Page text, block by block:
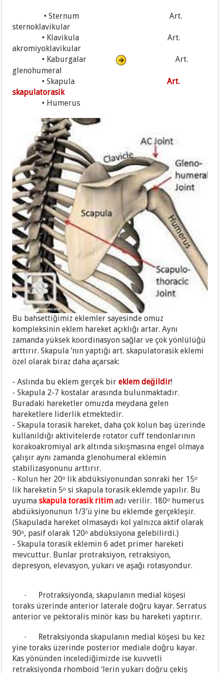
• Sternum Art.
sternoklavikular
• Klavikula Art.
akromiyoklavikular
• Kaburgalar
Art.
glenohumeral
• Skapula
Art.
skapulatorasik
• Humerus
Bu bahsettiğimiz eklemler sayesinde omuz
kompleksinin eklem hareket açıklığı artar. Aynı
zamanda yüksek koordinasyon sağlar ve çok yönlülüğü
arttırır. Skapula ’nın yaptığı art. skapulatorasik eklemi
özel olarak biraz daha açarsak:
- Aslında bu eklem gerçek bireklem değildir!
- Skapula 2-7 kostalar arasında bulunmaktadır.
Buradaki hareketler omuzda meydana gelen
hareketlere liderlik etmektedir.
- Skapula torasik hareket, daha çok kolun baş üzerinde
kullanıldığı aktivitelerde rotator cuff tendonlarının
korakoakromiyal ark altında sıkışmasına engel olmaya
çalışır aynı zamanda glenohumeral eklemin
stabilizasyonunu arttırır.
- Kolun her 20ᵒ lik abdüksiyonundan sonraki her 15ᵒ
lik hareketin 5ᵒ si skapula torasik eklemde yapılır. Bu
uyumaskapula torasik ritim adı verilir. 180ᵒ humerus
abdüksiyonunun 1/3’ü yine bu eklemde gerçekleşir.
(Skapulada hareket olmasaydı kol yalnızca aktif olarak
90ᵒ, pasif olarak 120ᵒ abdüksiyona gelebilirdi.)
- Skapula torasik eklemin 6 adet primer hareketi
mevcuttur. Bunlar protraksiyon, retraksiyon,
depresyon, elevasyon, yukarı ve aşağı rotasyondur.
·
Protraksiyonda, skapulanın medial köşesi
toraks üzerinde anterior laterale doğru kayar. Serratus
anterior ve pektoralis minör kası bu hareketi yaptırır.
·
Retraksiyonda skapulanın medial köşesi bu kez
yine toraks üzerinde posterior mediale doğru kayar.
Kas yönünden incelediğimizde ise kuvvetli
retraksiyonda rhomboid ‘lerin yukarı doğru çekiş